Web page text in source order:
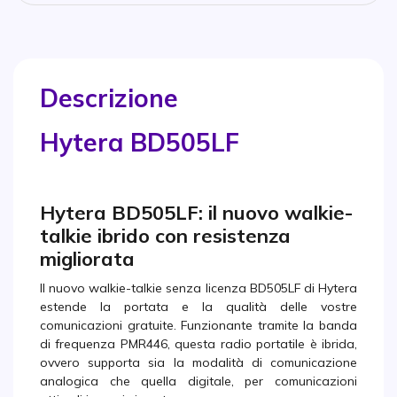
Descrizione
Hytera BD505LF
Hytera BD505LF: il nuovo walkie-
talkie ibrido con resistenza
migliorata
Il nuovo walkie-talkie senza licenza BD505LF di Hytera
estende la portata e la qualità delle vostre
comunicazioni gratuite. Funzionante tramite la banda
di frequenza PMR446, questa radio portatile è ibrida,
ovvero supporta sia la modalità di comunicazione
analogica che quella digitale, per comunicazioni